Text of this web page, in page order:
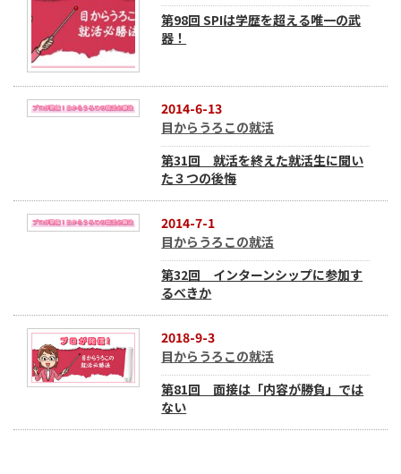
第98回 SPIは学歴を超える唯一の武
器！
2014-6-13
目からうろこの就活
第31回 就活を終えた就活生に聞い
た３つの後悔
2014-7-1
目からうろこの就活
第32回 インターンシップに参加す
るべきか
2018-9-3
目からうろこの就活
第81回 面接は「内容が勝負」では
ない